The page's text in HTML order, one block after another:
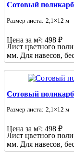
Сотовый
Размер листа: 2,1×12 м
Цена за м²: 498 ₽
Лист цветного
мм. Для навесов,
Сотовый
Размер листа: 2,1×12 м
Цена за м²: 498 ₽
Лист цветного
мм. Для навесов,